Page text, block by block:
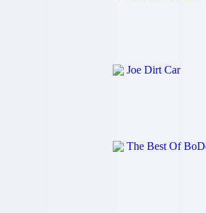
Joe Dirt Car
The Best Of